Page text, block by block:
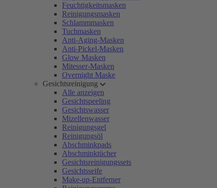
Feuchtigkeitsmasken
Reinigungsmasken
Schlammmasken
Tuchmasken
Anti-Aging-Masken
Anti-Pickel-Masken
Glow Masken
Mitesser-Masken
Overnight Maske
Gesichtsreinigung
Alle anzeigen
Gesichtspeeling
Gesichtswasser
Mizellenwasser
Reinigungsgel
Reinigungsöl
Abschminkpads
Abschminktücher
Gesichtsreinigungssets
Gesichtsseife
Make-up-Entferner